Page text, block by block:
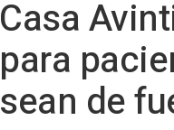
Casa
para
sean de